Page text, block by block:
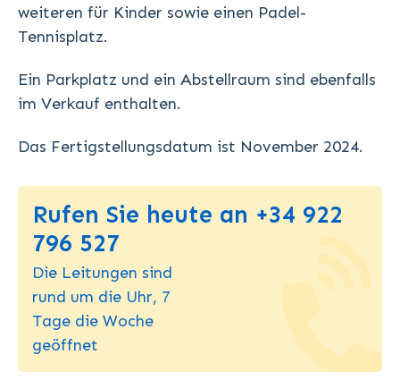
weiteren für Kinder sowie einen Padel-
Tennisplatz.
Ein Parkplatz und ein Abstellraum sind ebenfalls
im Verkauf enthalten.
Das Fertigstellungsdatum ist November 2024.
Rufen Sie heute an +34 922
796 527
Die Leitungen sind
rund um die Uhr, 7
Tage die Woche
geöffnet